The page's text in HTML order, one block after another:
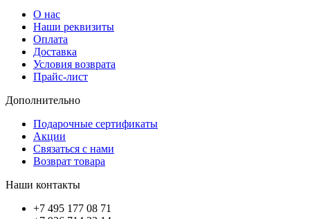
О нас
Наши реквизиты
Оплата
Доставка
Условия возврата
Прайс-лист
Дополнительно
Подарочные сертификаты
Акции
Связаться с нами
Возврат товара
Наши контакты
+7 495 177 08 71